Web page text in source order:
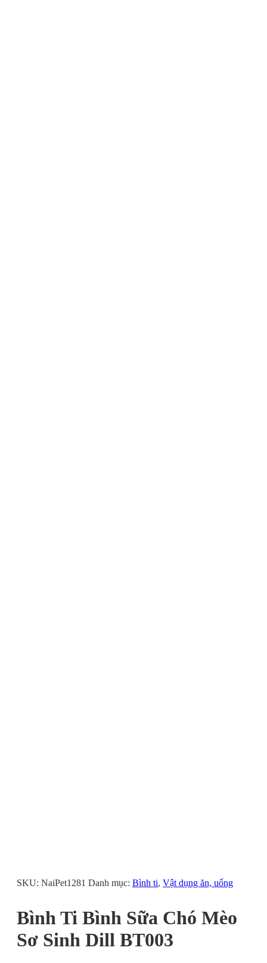
SKU: NaiPet1281 Danh mục: Bình ti, Vật dụng ăn, uống
Bình Ti Bình Sữa Chó Mèo
Sơ Sinh Dill BT003